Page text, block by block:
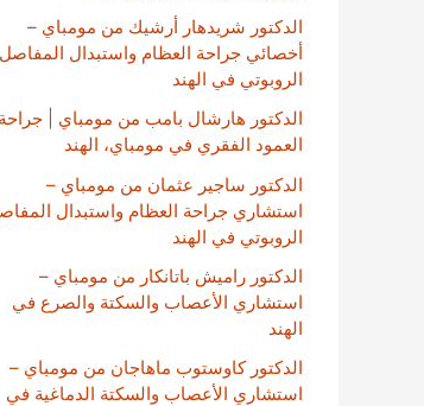
الدكتور شريدهار أرشيك من مومباي –
أخصائي جراحة العظام واستبدال المفاصل
الروبوتي في الهند
الدكتور هارشال بامب من مومباي | جراحة
العمود الفقري في مومباي، الهند
الدكتور ساجير عثمان من مومباي –
استشاري جراحة العظام واستبدال
الروبوتي في الهند
الدكتور راميش باتانكار من مومباي –
استشاري الأعصاب والسكتة والصرع في
الهند
الدكتور كاوستوب ماهاجان من مومباي –
استشاري الأعصاب والسكتة الدماغية في